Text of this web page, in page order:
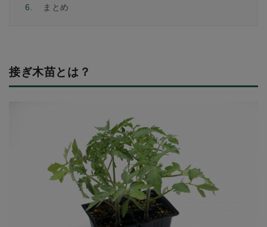
6.
まとめ
接ぎ木苗とは？